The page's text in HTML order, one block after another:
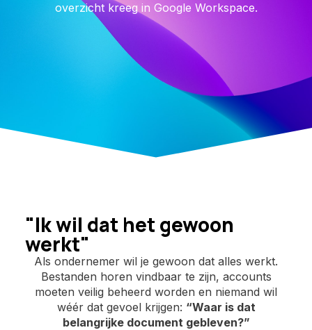
overzicht kreeg in Google Workspace.
"Ik wil dat het gewoon
werkt"
Als ondernemer wil je gewoon dat alles werkt.
Bestanden horen vindbaar te zijn, accounts
moeten veilig beheerd worden en niemand wil
wéér dat gevoel krijgen: “Waar is dat
belangrijke document gebleven?”